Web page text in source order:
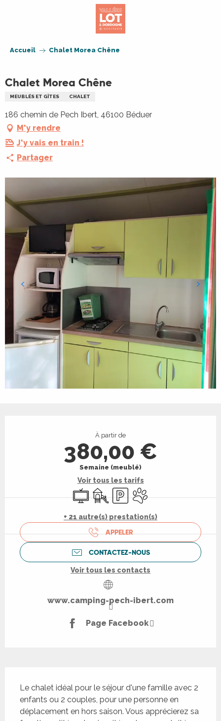
Accueil Chalet Morea Chêne
Chalet Morea Chêne
MEUBLÉS ET GÎTES CHALET
186 chemin de Pech Ibert, 46100 Béduer
M'y rendre
J'y vais en train !
Partager
À partir de
380,00 €
Semaine (meublé)
Voir tous les tarifs
TélévisionJeux pour enfants / Espace jeux
ParkingAnimaux acceptés
+ 21 autre(s) prestation(s)
APPELER
CONTACTEZ-NOUS
Voir tous les contacts
www.camping-pech-ibert.com
Page Facebook
Le chalet idéal pour le séjour d'une famille avec 2
enfants ou 2 couples, pour une personne en
déplacement en hors saison. Vous apprécierez sa